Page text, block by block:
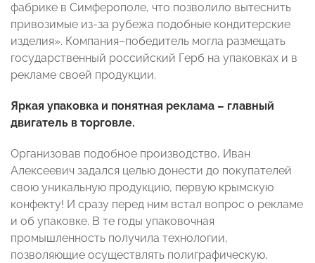
фабрике в Симферополе, что позволило вытеснить
привозимые из-за рубежа подобные кондитерские
изделия». Компания–победитель могла размещать
государственный российский Герб на упаковках и в
рекламе своей продукции.
Яркая упаковка и понятная реклама – главный
двигатель в торговле.
Организовав подобное производство, Иван
Алексеевич задался целью донести до покупателей
свою уникальную продукцию, первую крымскую
конфекту! И сразу перед ним встал вопрос о рекламе
и об упаковке. В те годы упаковочная
промышленность получила технологии,
позволяющие осуществлять полиграфическую,